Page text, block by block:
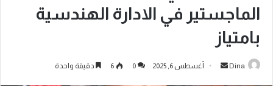
الماجستير في الادارة الهندسية
بامتياز
Dina أغسطس 6, 2025 0
6 دقيقة واحدة